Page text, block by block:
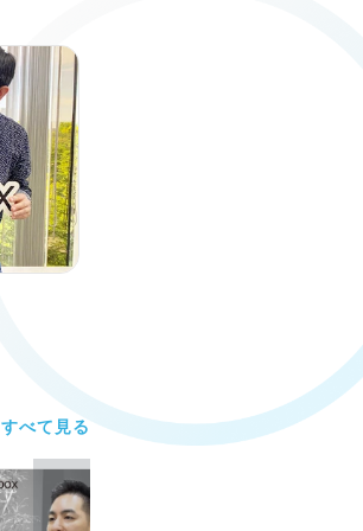
すべて見る